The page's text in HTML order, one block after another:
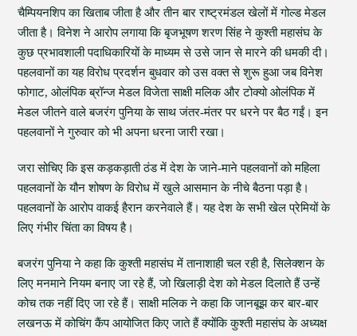
चैम्पियनशिप का खिताब जीता है और तीन बार राष्ट्रमंडल खेलों में गोल्ड मेडल
जीता है। विनेश ने आरोप लगाया कि बृजभूषण शरण सिंह ने कुश्ती महासंघ के
कुछ प्रभावशाली पदाधिकारियों के माध्यम से उसे जान से मारने की धमकी दी।
पहलवानों का यह विरोध प्रदर्शन बुधवार को उस वक्त से शुरू हुआ जब विनेश
फोगाट, ओलंपिक ब्रॉन्ज मेडल विजेता साक्षी मलिक और टोक्यो ओलंपिक में
मेडल जीतने वाले बजरंग पुनिया के साथ जंतर-मंतर पर धरने पर बैठ गईं। इन
पहलवानों ने गुरुवार को भी अपना धरना जारी रखा।
जरा सोचिए कि इस कड़कड़ाती ठंड में देश के जाने-माने पहलवानों को महिला
पहलवानों के यौन शोषण के विरोध में खुले आसमान के नीचे बैठना पड़ा है।
पहलवानों के आरोप वाकई हैरान करनेवाले हैं। यह देश के सभी खेल प्रेमियों के
लिए गंभीर चिंता का विषय है।
बजरंग पुनिया ने कहा कि कुश्ती महासंघ में तानाशाही चल रही है, सिलेक्शन के
लिए मनमाने नियम बनाए जा रहे हैं, जो खिलाड़ी देश को मेडल दिलाते हैं उन्हें
कोच तक नहीं दिए जा रहे हैं। साक्षी मलिक ने कहा कि जानबूझ कर बार-बार
लखनऊ में कोचिंग कैंप आयोजित किए जाते हैं क्योंकि कुश्ती महासंघ के अध्यक्ष